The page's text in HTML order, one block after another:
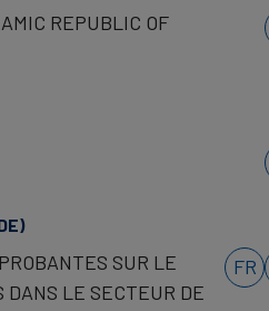
REPUBLIC OF
SUR LE
DANS LE SECTEUR DE
FR